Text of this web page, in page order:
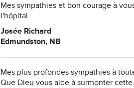
Mes sympathies et bon courage à
l'hôpital.
Josée Richard
Edmundston, NB
Mes plus profondes sympathies à
Que Dieu vous aide à surmonter